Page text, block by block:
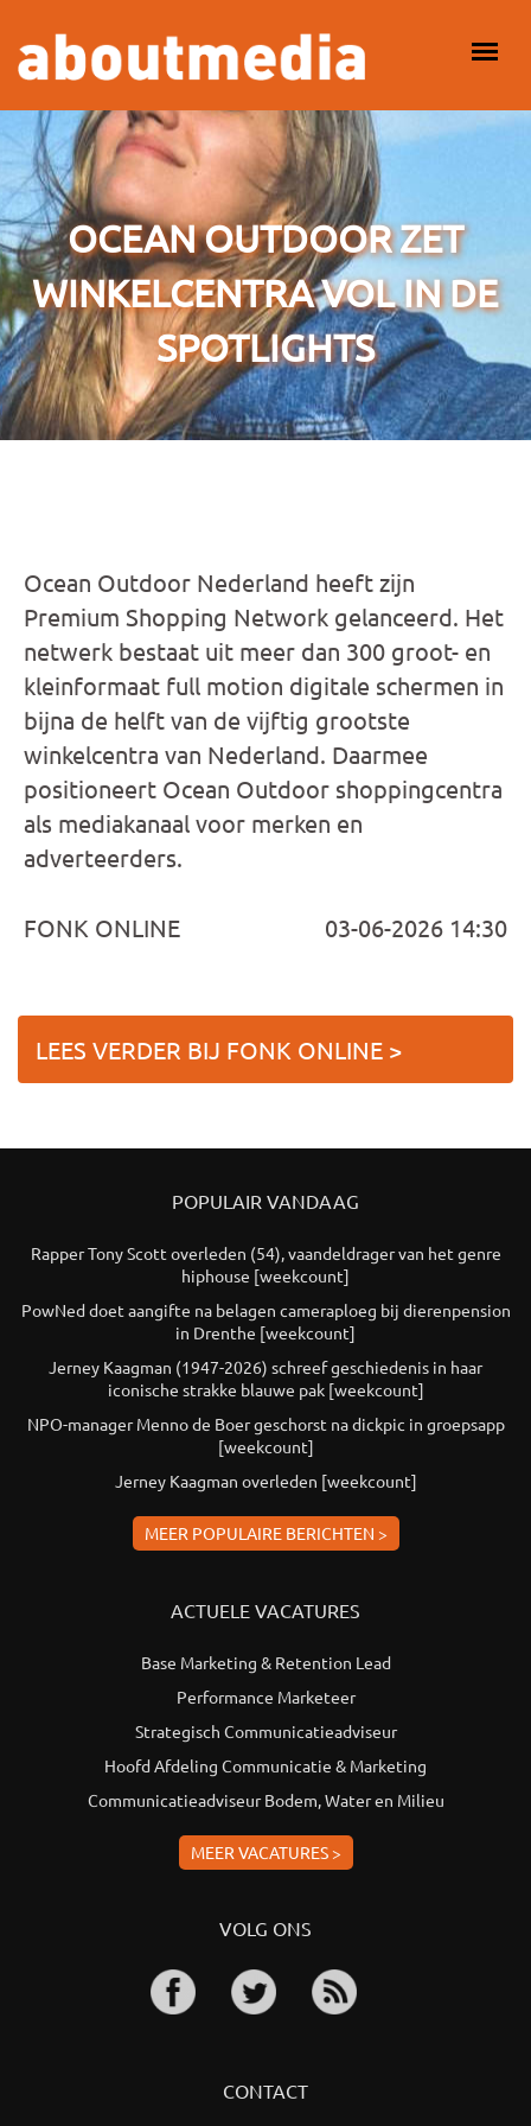
HOOFDMENU
OCEAN OUTDOOR ZET
WINKELCENTRA VOL IN DE
SPOTLIGHTS
Ocean Outdoor Nederland heeft zijn
Premium Shopping Network gelanceerd. Het
netwerk bestaat uit meer dan 300 groot- en
kleinformaat full motion digitale schermen in
bijna de helft van de vijftig grootste
winkelcentra van Nederland. Daarmee
positioneert Ocean Outdoor shoppingcentra
als mediakanaal voor merken en
adverteerders.
FONK ONLINE 03-06-2026 14:30
LEES VERDER BIJ FONK ONLINE >
POPULAIR VANDAAG
Rapper Tony Scott overleden (54), vaandeldrager van het genre
hiphouse [weekcount]
PowNed doet aangifte na belagen cameraploeg bij dierenpension
in Drenthe [weekcount]
Jerney Kaagman (1947-2026) schreef geschiedenis in haar
iconische strakke blauwe pak [weekcount]
NPO-manager Menno de Boer geschorst na dickpic in groepsapp
[weekcount]
Jerney Kaagman overleden [weekcount]
MEER POPULAIRE BERICHTEN >
ACTUELE VACATURES
Base Marketing & Retention Lead
Performance Marketeer
Strategisch Communicatieadviseur
Hoofd Afdeling Communicatie & Marketing
Communicatieadviseur Bodem, Water en Milieu
MEER VACATURES >
VOLG ONS
CONTACT